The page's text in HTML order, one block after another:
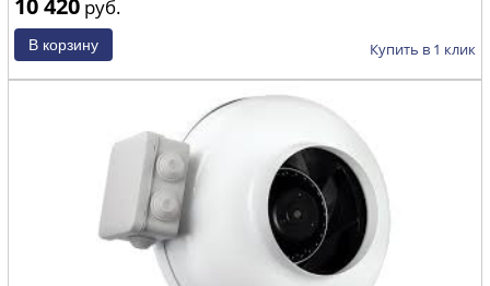
Уровень звуковой мощности через корпус при ηmax
дБ(А)
Частота вращения
руб.
Купить в 1 клик